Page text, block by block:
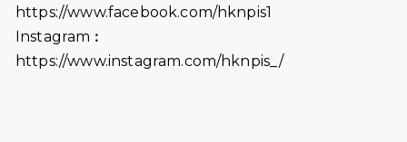
2026-06-18
猛龍長跑隊恆常練習 - 6月18日
2026-06-11
猛龍長跑隊恆常練習 - 6月11日（19:00
https://www.facebook.com/hknpis1
Instagram︰
https://www.instagram.com/hknpis_/